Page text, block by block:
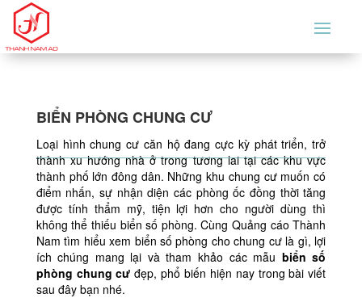
BIỂN PHÒNG CHUNG CƯ
Loại hình chung cư căn hộ đang cực kỳ phát triển, trở
thành xu hướng nhà ở trong tương lai tại các khu vực
thành phố lớn đông dân. Những khu chung cư muốn có
điểm nhấn, sự nhận diện các phòng ốc đồng thời tăng
được tính thẩm mỹ, tiện lợi hơn cho người dùng thì
không thể thiếu biển số phòng. Cùng Quảng cáo Thành
Nam tìm hiểu xem biển số phòng cho chung cư là gì, lợi
ích chúng mang lại và tham khảo các mẫu biển số
phòng chung cư đẹp, phổ biến hiện nay trong bài viết
sau đây bạn nhé.